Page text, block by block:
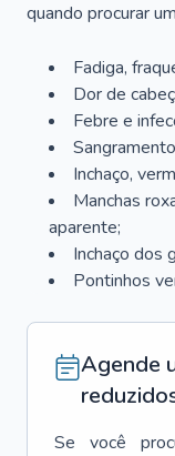
quando procurar
Fadiga,
Dor de
Febre e
Inchaço,
Manchas
aparente;
Inchaço dos
Pontinhos
Agende
Se você